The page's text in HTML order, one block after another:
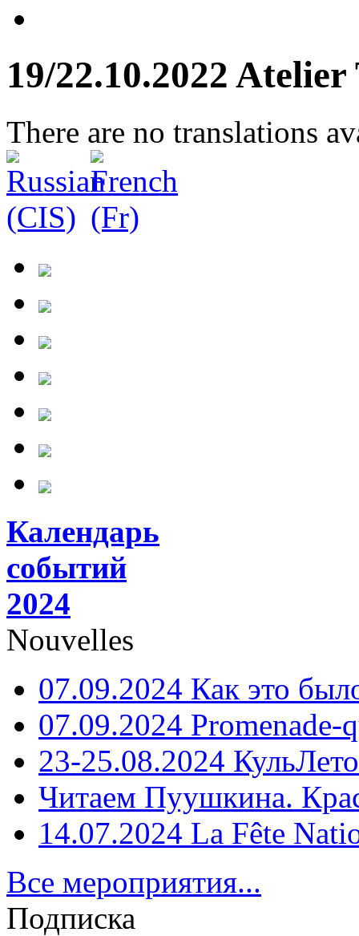
19/22.10.2022
There are no translations
Календарь
событий
2024
Nouvelles
07.09.2024 Как это
07.09.2024 Promenade-
23-25.08.2024 КульЛето
Читаем Пуушкина.
14.07.2024 La Fête
Все мероприятия...
Подписка